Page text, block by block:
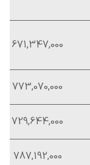
671,347,000
773,070,000
729,644,000
787,192,000